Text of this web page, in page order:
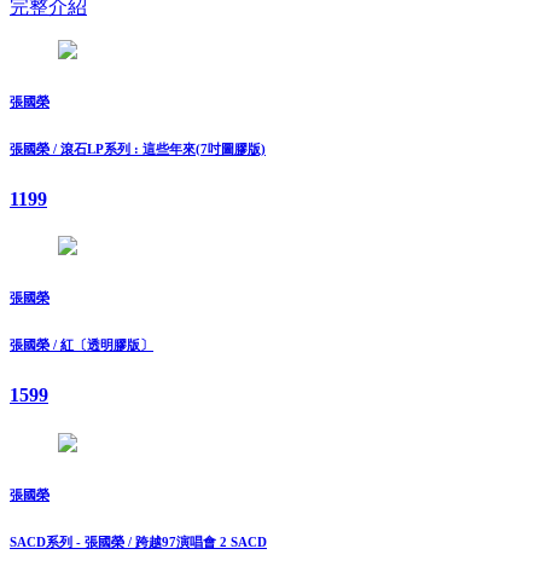
完整介紹
張國榮
張國榮 / 滾石LP系列 : 這些年來(7吋圖膠版)
1199
張國榮
張國榮 / 紅〔透明膠版〕
1599
張國榮
SACD系列 - 張國榮 / 跨越97演唱會 2 SACD